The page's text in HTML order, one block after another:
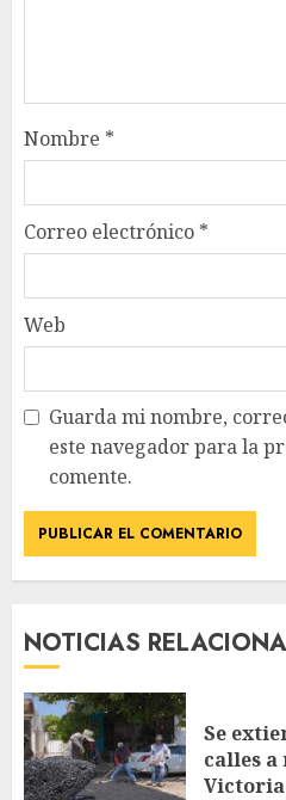
Nombre *
Correo electrónico *
Web
Guarda mi nombre,
este navegador para la
comente.
NOTICIAS
Se
calles a
Victoria